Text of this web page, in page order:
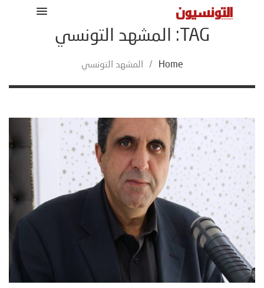
TAG: المشهد التونسي
Home
/ المشهد التونسي